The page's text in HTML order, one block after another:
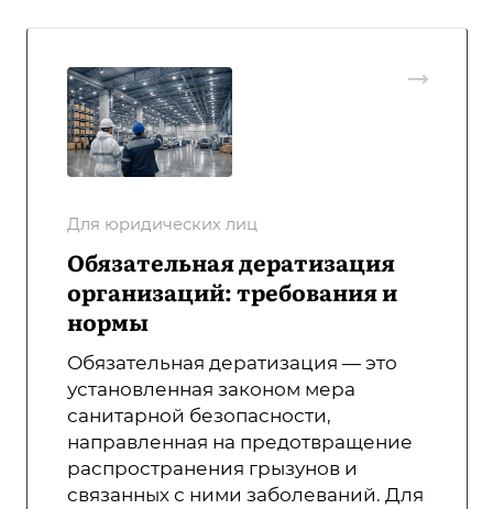
Для юридических лиц
Обязательная дератизация
организаций: требования и
нормы
Обязательная дератизация — это
установленная законом мера
санитарной безопасности,
направленная на предотвращение
распространения грызунов и
связанных с ними заболеваний. Для